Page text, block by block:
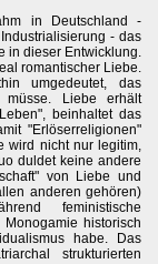
in Deutschland -
- das
in dieser Entwicklung.
romantischer Liebe.
umgedeutet, das
müsse. Liebe erhält
beinhaltet das
"Erlöserreligionen"
wird nicht nur legitim,
duldet keine andere
von Liebe und
anderen gehören)
feministische
historisch
habe. Das
strukturierten